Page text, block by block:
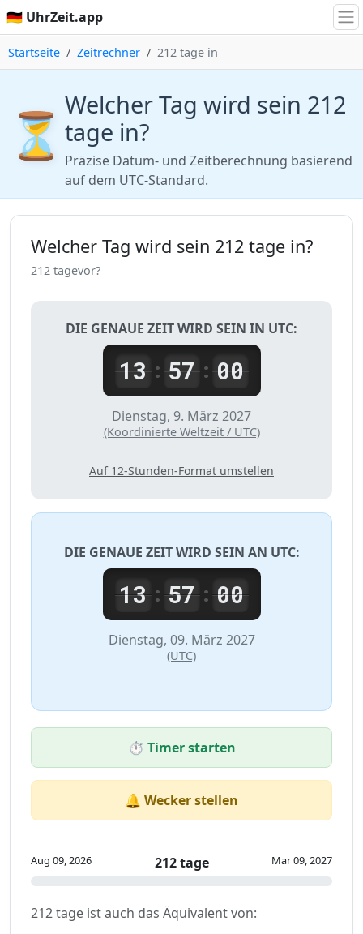
🇩🇪 UhrZeit.app
Startseite Zeitrechner 212 tage in
⏳ Welcher Tag wird sein 212
tage in?
Präzise Datum- und Zeitberechnung basierend
auf dem UTC-Standard.
Welcher Tag wird sein 212 tage in?
212 tagevor?
DIE GENAUE ZEIT WIRD SEIN IN UTC:
13: 57: 00
Dienstag, 9. März 2027
(Koordinierte Weltzeit / UTC)
Auf 12-Stunden-Format umstellen
DIE GENAUE ZEIT WIRD SEIN AN UTC:
13: 57: 00
Dienstag, 09. März 2027
(UTC)
⏱️ Timer starten
🔔 Wecker stellen
Aug 09, 2026 212 tage Mar 09, 2027
212 tage ist auch das Äquivalent von: